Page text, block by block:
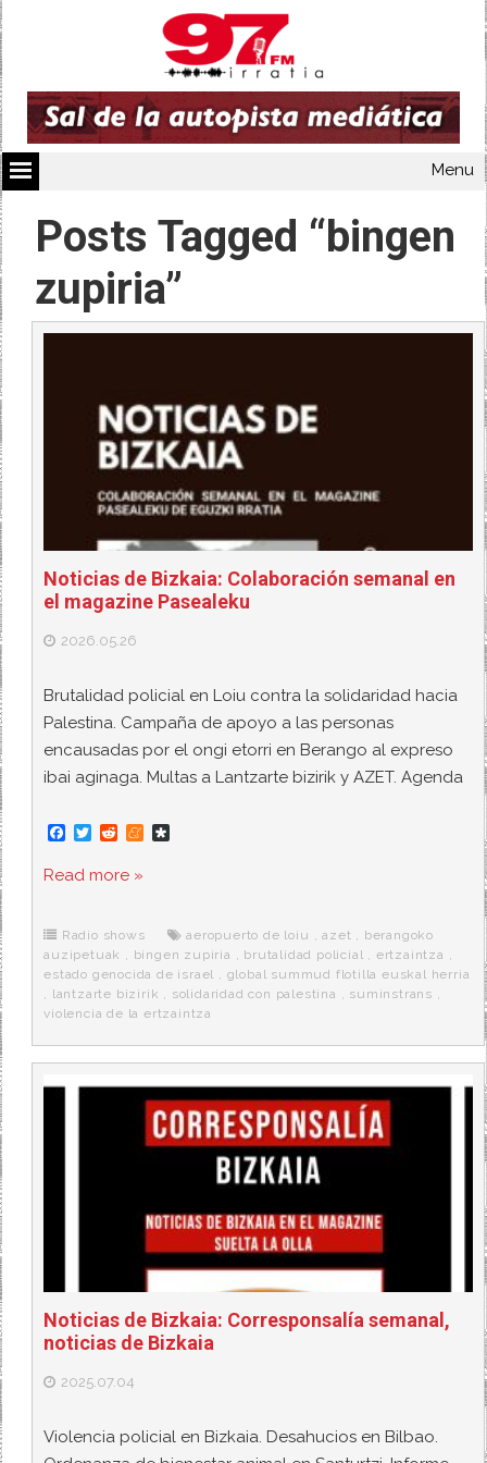
Menu
Posts Tagged “bingen
zupiria”
Noticias de Bizkaia: Colaboración semanal en
el magazine Pasealeku
2026.05.26
Brutalidad policial en Loiu contra la solidaridad hacia
Palestina. Campaña de apoyo a las personas
encausadas por el ongi etorri en Berango al expreso
ibai aginaga. Multas a Lantzarte bizirik y AZET. Agenda
F
c
e
o
k
T
i
t
r
R
d
d
M
e
r
a
Read more »
Radio shows aeropuerto de loiu ,azet , berangoko
auzipetuak , bingen zupiria , brutalidad policial , ertzaintza ,
estado genocida de israel , global summud flotilla euskal herria
, lantzarte bizirik , solidaridad con palestina , suminstrans ,
violencia de la ertzaintza
Noticias de Bizkaia: Corresponsalía semanal,
noticias de Bizkaia
2025.07.04
Violencia policial en Bizkaia. Desahucios en Bilbao.